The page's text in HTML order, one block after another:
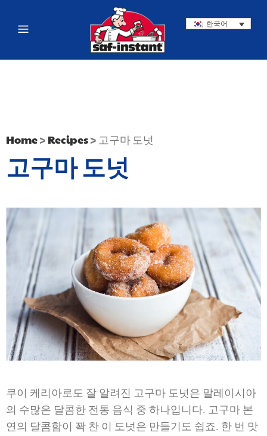
한국어
Home> Recipes> 고구마 도넛
고구마 도넛
쿠이 케리아로도 잘 알려진 고구마 도넛은 말레이시아
의 수많은 달콤한 전통 음식 중 하나입니다. 고구마 본
연의 달콤함이 꽉 찬 이 도넛은 만들기도 쉽죠. 한 번 맛